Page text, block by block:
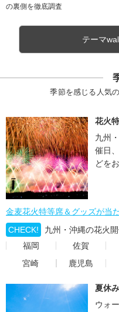
の裏側を徹底調査
テーマ
季節を感じる人気
花火
九州
催日
どを
金麦花火特等席＆グッズが当
CHECK!
九州・沖縄の花火
福岡
佐賀
宮崎
鹿児島
夏休
ウォ